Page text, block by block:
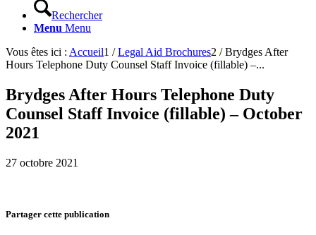
Rechercher
Menu Menu
Vous êtes ici : Accueil1 / Legal Aid Brochures2 / Brydges After
Hours Telephone Duty Counsel Staff Invoice (fillable) –...
Brydges After Hours Telephone Duty
Counsel Staff Invoice (fillable) – October
2021
27 octobre 2021
Partager cette publication